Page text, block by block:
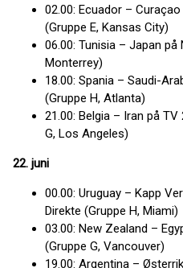
02.00: Ecuador –
(Gruppe E, Kansas City)
06.00: Tunisia – Japan på
Monterrey)
18.00: Spania – Saudi-
(Gruppe H, Atlanta)
21.00: Belgia – Iran på
G, Los Angeles)
22. juni
00.00: Uruguay – Kapp
Direkte (Gruppe H, Miami)
03.00: New Zealand –
(Gruppe G, Vancouver)
19.00: Argentina –